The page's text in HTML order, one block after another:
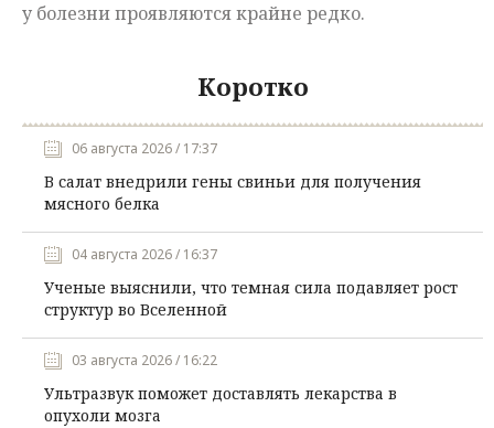
у болезни проявляются крайне редко.
Коротко
06 августа 2026 / 17:37
В салат внедрили гены свиньи для получения
мясного белка
04 августа 2026 / 16:37
Ученые выяснили, что темная сила подавляет рост
структур во Вселенной
03 августа 2026 / 16:22
Ультразвук поможет доставлять лекарства в
опухоли мозга